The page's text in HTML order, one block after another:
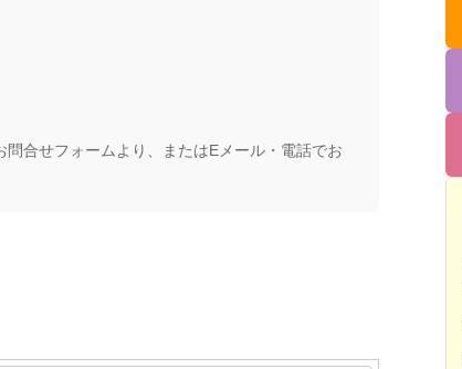
合せフォームより、またはEメール・電話でお